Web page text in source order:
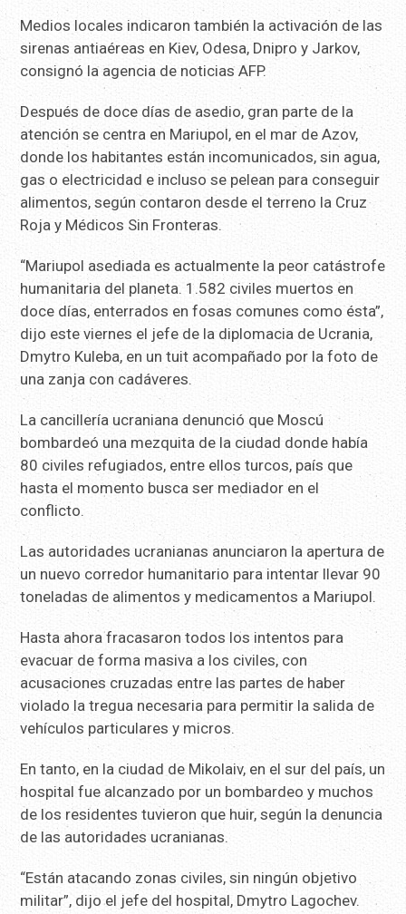
Medios locales indicaron también la activación de las
sirenas antiaéreas en Kiev, Odesa, Dnipro y Jarkov,
consignó la agencia de noticias AFP.
Después de doce días de asedio, gran parte de la
atención se centra en Mariupol, en el mar de Azov,
donde los habitantes están incomunicados, sin agua,
gas o electricidad e incluso se pelean para conseguir
alimentos, según contaron desde el terreno la Cruz
Roja y Médicos Sin Fronteras.
“Mariupol asediada es actualmente la peor catástrofe
humanitaria del planeta. 1.582 civiles muertos en
doce días, enterrados en fosas comunes como ésta”,
dijo este viernes el jefe de la diplomacia de Ucrania,
Dmytro Kuleba, en un tuit acompañado por la foto de
una zanja con cadáveres.
La cancillería ucraniana denunció que Moscú
bombardeó una mezquita de la ciudad donde había
80 civiles refugiados, entre ellos turcos, país que
hasta el momento busca ser mediador en el
conflicto.
Las autoridades ucranianas anunciaron la apertura de
un nuevo corredor humanitario para intentar llevar 90
toneladas de alimentos y medicamentos a Mariupol.
Hasta ahora fracasaron todos los intentos para
evacuar de forma masiva a los civiles, con
acusaciones cruzadas entre las partes de haber
violado la tregua necesaria para permitir la salida de
vehículos particulares y micros.
En tanto, en la ciudad de Mikolaiv, en el sur del país, un
hospital fue alcanzado por un bombardeo y muchos
de los residentes tuvieron que huir, según la denuncia
de las autoridades ucranianas.
“Están atacando zonas civiles, sin ningún objetivo
militar”, dijo el jefe del hospital, Dmytro Lagochev.